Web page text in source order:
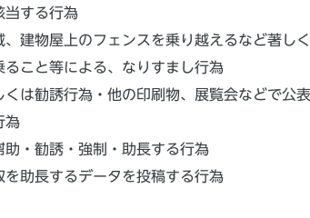
当する行為
建物屋上のフェンスを乗り越えるなど著し
ること等による、なりすまし行為
は勧誘行為・他の印刷物、展覧会などで公
為
助・勧誘・強制・助長する行為
を助長するデータを投稿する行為